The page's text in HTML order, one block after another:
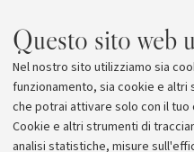
Questo sito web
Nel nostro sito utilizziamo sia
funzionamento, sia cookie e
che potrai attivare solo con il tuo
Cookie e altri strumenti di
analisi statistiche, misure
Maggiori informazioni sul
rivedere le registrazioni
youtube del Centro di